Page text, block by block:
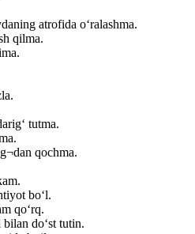
atrofida o‘ralashma.
qilma.
tutma.
qochma.
bo‘l.
qo‘rq.
do‘st tutin.